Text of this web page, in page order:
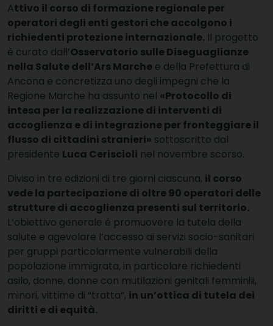
Attivo il corso di formazione regionale per
operatori degli enti gestori che accolgono i
richiedenti protezione internazionale. Il progetto
è curato dall’Osservatorio sulle Diseguaglianze
nella Salute dell’Ars Marche e della Prefettura di
Ancona e concretizza uno degli impegni che la
Regione Marche ha assunto nel «Protocollo di
intesa per la realizzazione di interventi di
accoglienza e di integrazione per fronteggiare il
flusso di cittadini stranieri» sottoscritto dal
presidente Luca Ceriscioli nel novembre scorso.
Diviso in tre edizioni di tre giorni ciascuna, il corso
vede la partecipazione di oltre 90 operatori delle
strutture di accoglienza presenti sul territorio.
L’obiettivo generale è promuovere la tutela della
salute e agevolare l’accesso ai servizi socio-sanitari
per gruppi particolarmente vulnerabili della
popolazione immigrata, in particolare richiedenti
asilo, donne, donne con mutilazioni genitali femminili,
minori, vittime di “tratta”, in un’ottica di tutela dei
diritti e di equità.